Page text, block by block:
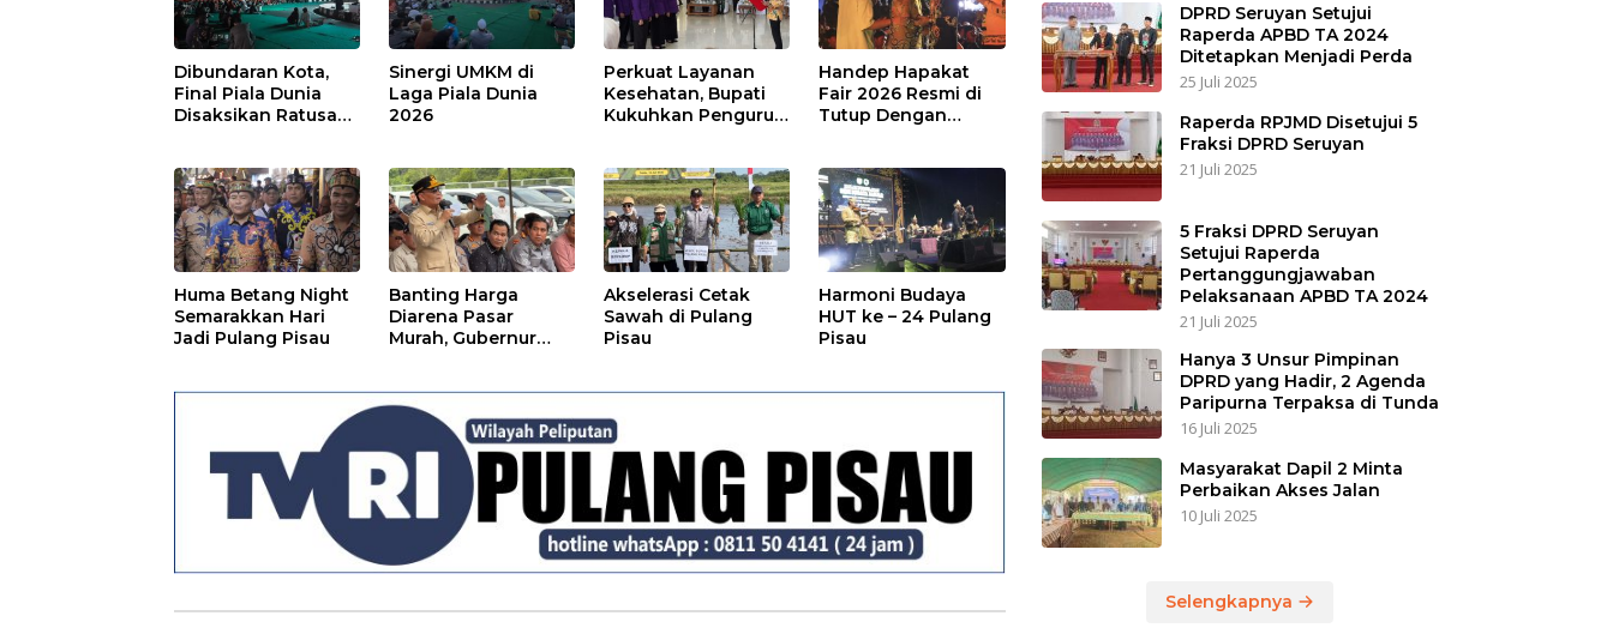
Dibundaran Kota,
Final Piala Dunia
Disaksikan Ratusan
Sinergi UMKM di
Laga Piala Dunia
2026
Perkuat Layanan
Kesehatan, Bupati
Kukuhkan Pengurus
Handep Hapakat
Fair 2026 Resmi di
Tutup Dengan
Huma Betang Night
Semarakkan Hari
Jadi Pulang Pisau
Banting Harga
Diarena Pasar
Murah, Gubernur
Akselerasi Cetak
Sawah di Pulang
Pisau
Harmoni Budaya
HUT ke – 24 Pulang
Pisau
DPRD Seruyan Setujui
Raperda APBD TA 2024
Ditetapkan Menjadi Perda
25 Juli 2025
Raperda RPJMD Disetujui 5
Fraksi DPRD Seruyan
21 Juli 2025
5 Fraksi DPRD Seruyan
Setujui Raperda
Pertanggungjawaban
Pelaksanaan APBD TA 2024
21 Juli 2025
Hanya 3 Unsur Pimpinan
DPRD yang Hadir, 2 Agenda
Paripurna Terpaksa di Tunda
16 Juli 2025
Masyarakat Dapil 2 Minta
Perbaikan Akses Jalan
10 Juli 2025
Selengkapnya